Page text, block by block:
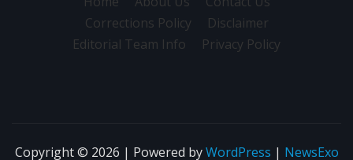
Corrections Policy
Disclaimer
Editorial Team Info
Privacy Policy
Copyright © 2026 | Powered byWordPress | NewsExo